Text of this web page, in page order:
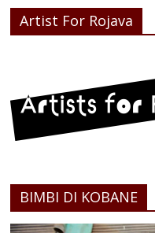
Artist For Rojava
BIMBI DI KOBANE